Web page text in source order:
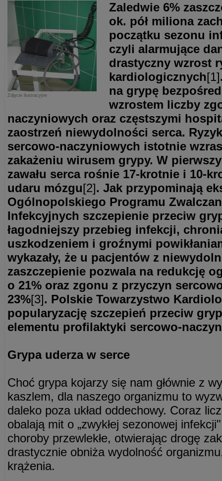
Zdjęcie ilustracyjne
Zaledwie 6%
ok. pół miliona
początku sezonu
czyli alarmujące
drastyczny wzrost
kardiologicznych[1]
na grypę
wzrostem liczby
naczyniowych oraz częstszymi
zaostrzeń niewydolności serca.
sercowo-naczyniowych istotnie
zakażeniu wirusem grypy. W
zawału serca rośnie 17-krotnie i 10-
udaru mózgu[2]. Jak przypominają
Ogólnopolskiego Programu
Infekcyjnych szczepienie przeciw
łagodniejszy przebieg infekcji,
uszkodzeniem i groźnymi
wykazały, że u pacjentów z
zaszczepienie pozwala na redukcję
o 21% oraz zgonu z przyczyn
23%[3]. Polskie Towarzystwo
popularyzację szczepień przeciw
elementu profilaktyki sercowo-
Grypa uderza w serce
Choć grypa kojarzy się nam głównie z
kaszlem, dla naszego organizmu to
daleko poza układ oddechowy. Coraz
obalają mit o „zwykłej sezonowej
choroby przewlekłe, otwierając drogę
drastycznie obniża wydolność
krążenia.